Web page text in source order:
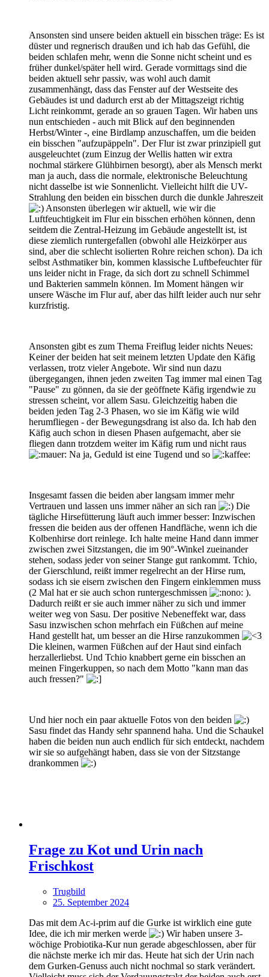
Ansonsten sind unsere beiden aktuell ein bisschen träge: Es ist
düster und regnerisch draußen und ich hab das Gefühl, die
beiden schlafen mehr, wenn die Sonne nicht scheint und es
früher dunkel/später hell wird. Gerade vormittags sind die
beiden aktuell sehr passiv, was wohl auch damit
zusammenhängt, dass das Fenster auf der Westseite des
Gebäudes ist und dadurch erst ab der Mittagszeigt richtig
Licht reinkommt, gerade an so grauen Tagen. Wir haben uns
nun entschieden - auch mit Blick auf den beginnenden
Herbst/Winter -, eine Birdlamp anzuschaffen, um die beiden
ein bisschen "aufzupäppeln". Der Flur ist zwar prinzipiell gut
ausgeleuchtet (zum Einzug der Wellis hatten wir extra
nochmal stärkere Glühbirnen besorgt), aber als Mensch merkt
man ja auch, dass die normale, elektronische Beleuchtung
nicht dasselbe ist wie Sonnenlicht. Vielleicht hilft die UV-
Strahlung den beiden ein bisschen durch die dunkle Jahreszeit
Ansonsten überlegen wir aktuell, wie wir die
Luftfeuchtigkeit im Flur ein bisschen erhöhen können, denn
seitdem die Zentral-Heizung im Gebäude angestellt ist, ist
diese ziemlich runtergefallen (obwohl alle Heizkörper aus
sind, aber die schlecht isolierten Rohre reichen schon). Da ich
selbst Asthmatiker bin, kommen klassische Luftbefeuchter für
uns leider nicht in Frage, da sich dort zu schnell Schimmel
und Bakterien sammeln können. Im Moment hängen wir
unsere Wäsche im Flur auf, aber das hilft leider auch nur sehr
kurzfristig.
Ansonsten gibt es zum Thema Freiflug leider nichts Neues:
Keiner der beiden hat seit meinem letzten Update den Käfig
verlassen, trotz vieler Angebote. Wir sind nun dazu
übergegangen, ihnen jeden zweiten Tag immer mal einen Tag
"Pause" zu gönnen, da sie der geöffnete Käfig irgendwie zu
stressen scheint, vor allem Sasu. Gleichzeitig haben die
beiden jeden Tag 2-3 Phasen, wo sie im Käfig wie wild
herumfliegen - der Bewegungsdrang ist also da. Ich hab den
Käfig auch schon in diesen Phasen aufgemacht, aber sie
fliegen dann trotzdem weiter im Käfig rum und nicht raus
Na ja, Geduld ist eine Tugend und so
Insgesamt fassen die beiden aber langsam immer mehr
Vertrauen und lassen uns immer näher an sich ran
Die
tägliche Hirsefütterung läuft auch immer besser: Inzwischen
fressen die beiden aus der offenen Handfläche, wenn ich die
Kolbenhirse dort reinlege. Ich halte meine Hand dann immer
zwischen zwei Sitzstangen, die im 90°-Winkel zueinander
stehen, sodass jeder von seiner Stange gut rankommt. Tchio,
der Gierschlund, reißt immer regelrecht an der Hirse rum,
sodass ich sie eisern zwischen den Fingern einklemmen muss
(2 Mal hat er sie auch schon runtergeschmissen
).
Dadurch reißt er sie auch immer näher zu sich und immer
weiter weg von Sasu. Der positive Nebeneffekt war, dass
Sasu inzwischen schon mehrfach ein Füßchen auf meine
Hand gestellt hat, um besser an die Hirse ranzukommen
Die kleinen, warmen Füßchen auf der Haut sind einfach
herzallerliebst. Und Tchio knabbert gerne ein bisschen an
meinen Fingerkuppen, so nach dem Motto "kann man das
auch fressen?"
Und hier noch ein paar aktuelle Fotos von den beiden
Sasu findet das Handy sehr spannend haha. Und die Schaukel
haben die beiden nun auch endlich für sich entdeckt, nachdem
wir sie so aufgehängt haben, dass sie von der Sitzstange
drankommen
Frage zu Kot und Urin nach
Frischkost
Trugbild
25. September 2024
Das mit dem Ac-i-prim auf die Gurke ist wirklich eine gute
Idee, die ich mir merken werde
Wir haben unsere 3-
wöchige Probiotika-Kur nun gerade abgeschlossen, aber für
die nächste merke ich mir das. Heute hat sich der Urin nach
dem Gurken-Genuss auch nicht nochmal so stark verändert.